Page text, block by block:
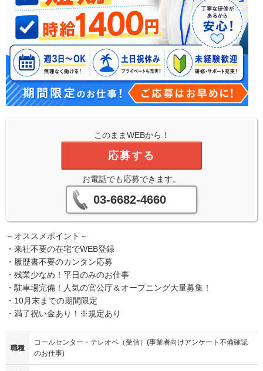
このままWEBから！
応募する
お電話でも応募できます。
03-6682-4660
～オススメポイント～
・来社不要の在宅でWEB登録
・履歴書不要のカンタン応募
・残業少なめ！平日のみのお仕事
・駐車場完備！人気の官公庁＆オープニング大量募集！
・10月末までの期間限定
・満了祝い金あり！※規定あり
職種
コールセンター・テレオペ（受信）(事業者向けアンケート不備確認
のお仕事)